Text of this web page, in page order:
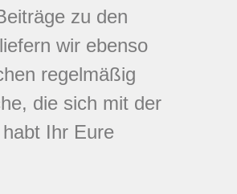
zu den
wir ebenso
regelmäßig
die sich mit der
Ihr Eure